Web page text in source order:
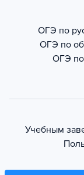
ОГЭ по
ОГЭ по
ОГЭ
Учебным